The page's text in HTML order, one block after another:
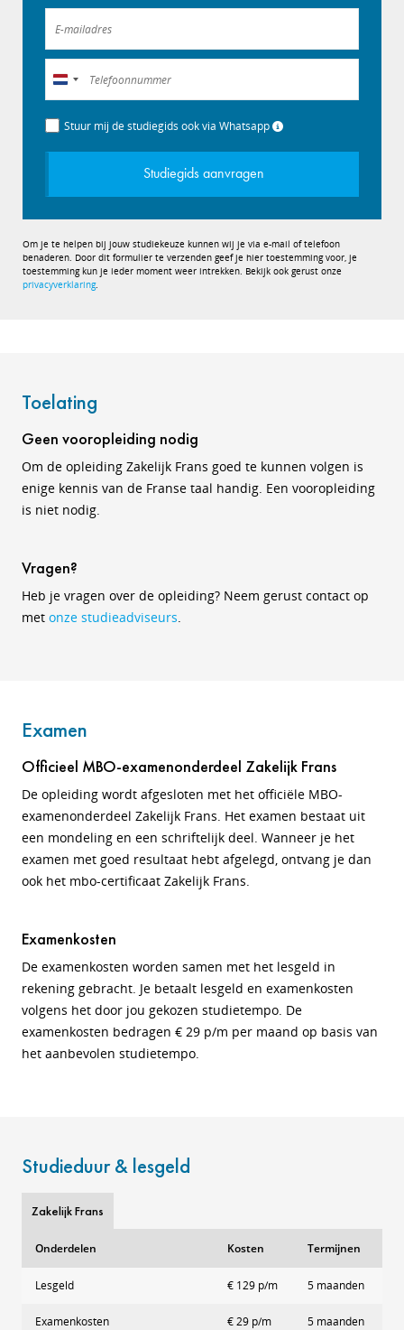
Nederland
+31
Stuur mij de studiegids ook via Whatsapp
Studiegids aanvragen
Om je te helpen bij jouw studiekeuze kunnen wij je via e-mail of telefoon
benaderen. Door dit formulier te verzenden geef je hier toestemming voor, je
toestemming kun je ieder moment weer intrekken. Bekijk ook gerust onze
privacyverklaring.
Toelating
Geen vooropleiding nodig
Om de opleiding Zakelijk Frans goed te kunnen volgen is
enige kennis van de Franse taal handig. Een vooropleiding
is niet nodig.
Vragen?
Heb je vragen over de opleiding? Neem gerust contact op
met onze studieadviseurs.
Examen
Officieel MBO-examenonderdeel Zakelijk Frans
De opleiding wordt afgesloten met het officiële MBO-
examenonderdeel Zakelijk Frans. Het examen bestaat uit
een mondeling en een schriftelijk deel. Wanneer je het
examen met goed resultaat hebt afgelegd, ontvang je dan
ook het mbo-certificaat Zakelijk Frans.
Examenkosten
De examenkosten worden samen met het lesgeld in
rekening gebracht. Je betaalt lesgeld en examenkosten
volgens het door jou gekozen studietempo. De
examenkosten bedragen € 29 p/m per maand op basis van
het aanbevolen studietempo.
Studieduur & lesgeld
Zakelijk Frans
Onderdelen Kosten Termijnen
Lesgeld € 129 p/m 5 maanden
Examenkosten € 29 p/m 5 maanden